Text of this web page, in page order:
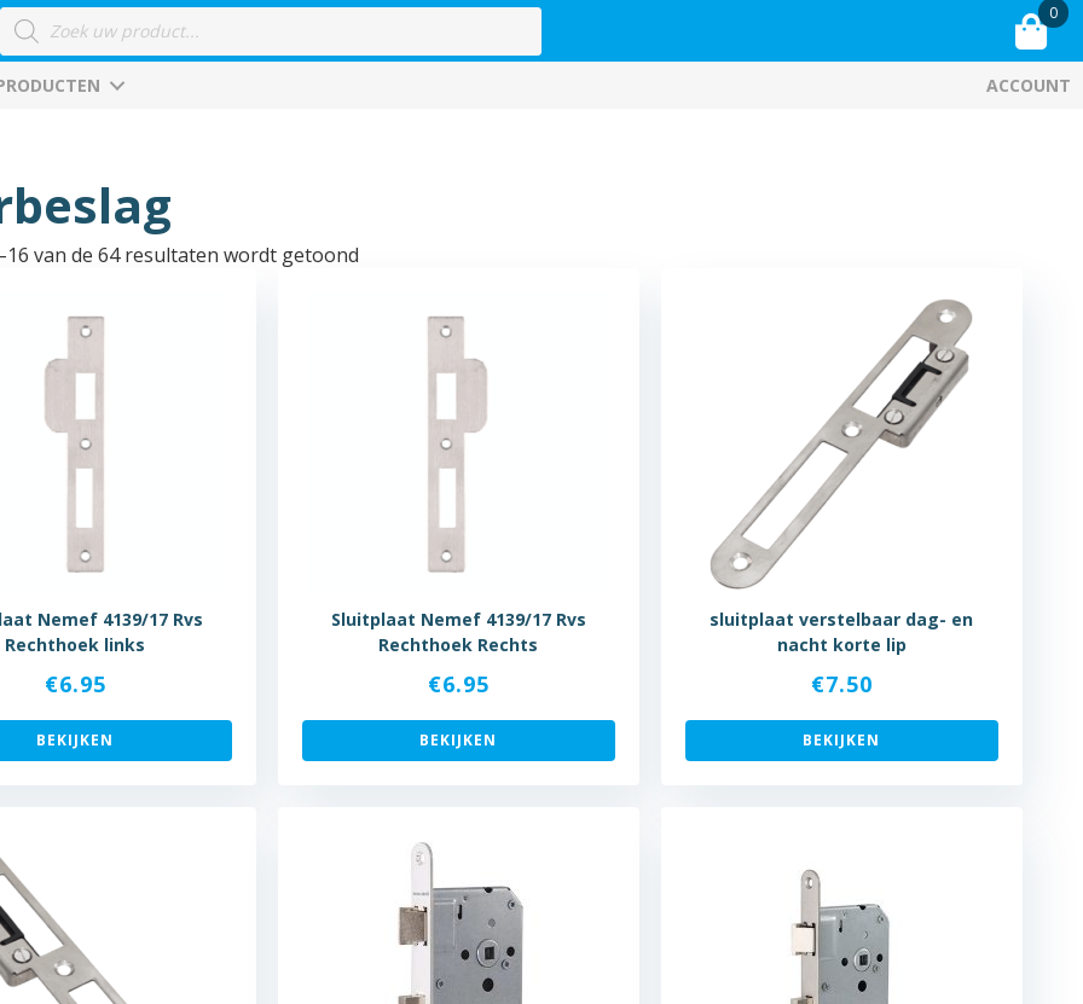
Producten
zoeken
0
ACCOUNT
van de 64 resultaten wordt getoond
Nemef 4139/17 Rvs
Rechthoek links
€6.95
BEKIJKEN
Sluitplaat Nemef 4139/17 Rvs
Rechthoek Rechts
€6.95
BEKIJKEN
sluitplaat verstelbaar dag- en
nacht korte lip
€7.50
BEKIJKEN